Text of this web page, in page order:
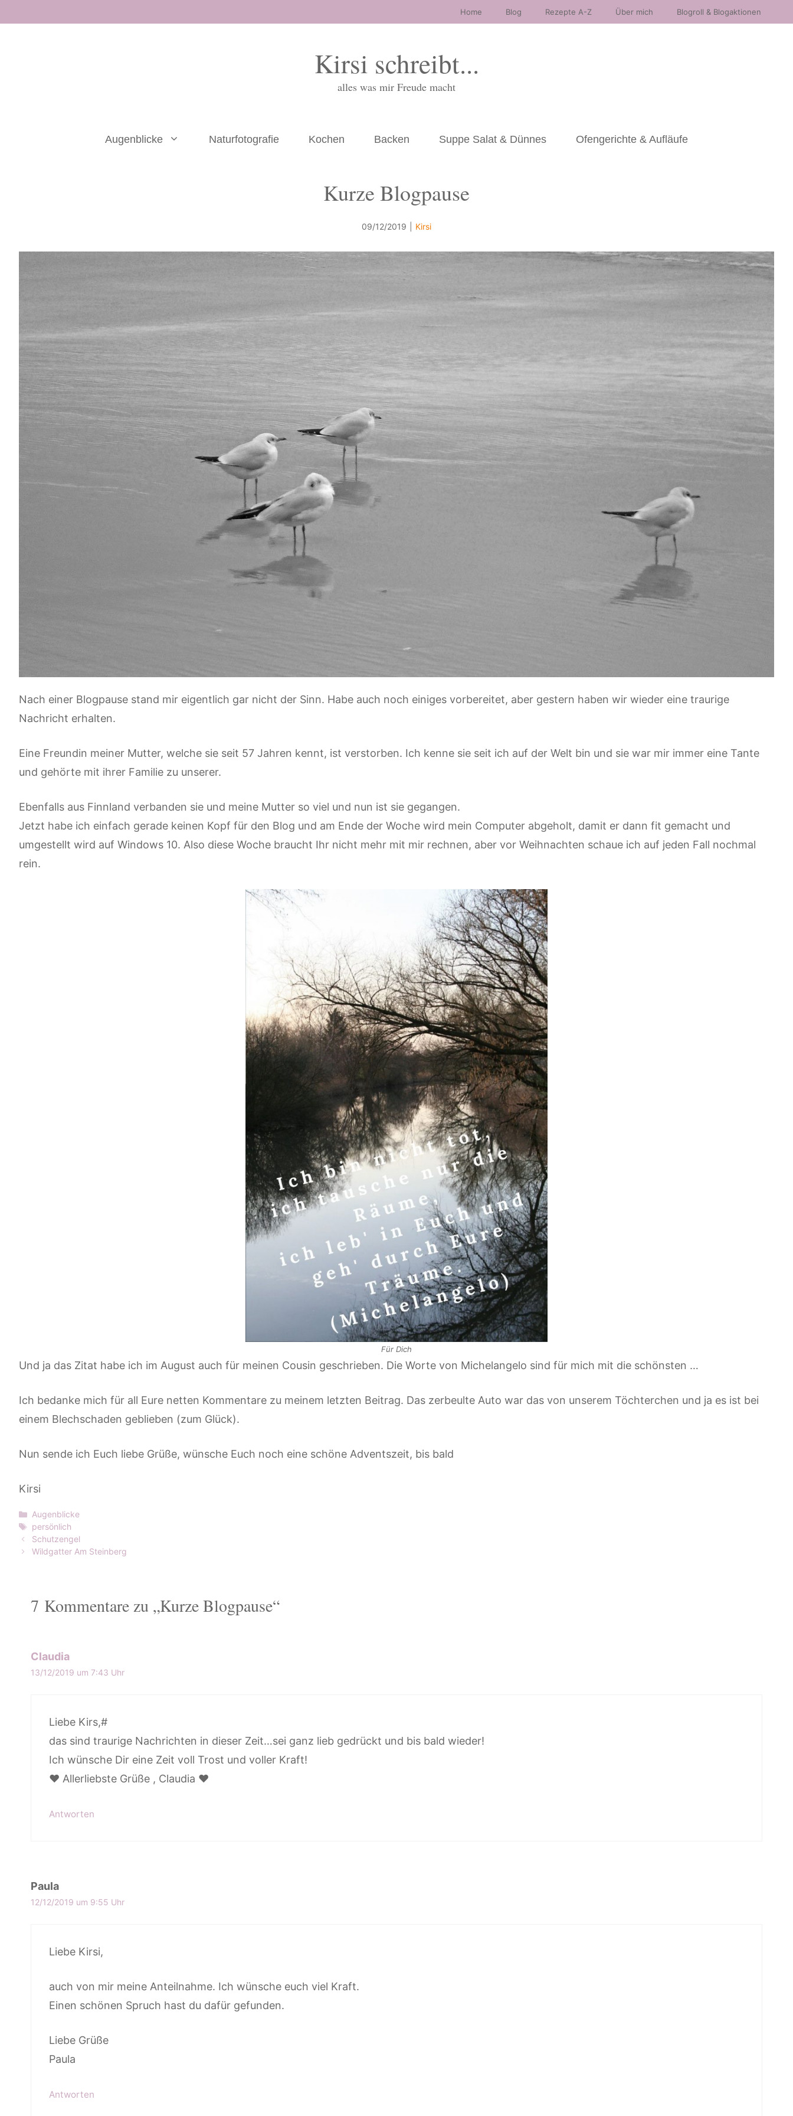
Inhalt
Home Blog Rezepte A-Z Über mich Blogroll & Blogaktionen
Kirsi schreibt...
alles was mir Freude macht
Augenblicke Naturfotografie Kochen Backen Suppe Salat & Dünnes Ofengerichte & Aufläufe
Kurze Blogpause
09/12/2019 Kirsi
Nach einer Blogpause stand mir eigentlich gar nicht der Sinn. Habe auch noch einiges vorbereitet, aber gestern haben wir wieder eine traurige
Nachricht erhalten.
Eine Freundin meiner Mutter, welche sie seit 57 Jahren kennt, ist verstorben. Ich kenne sie seit ich auf der Welt bin und sie war mir immer eine Tante
und gehörte mit ihrer Familie zu unserer.
Ebenfalls aus Finnland verbanden sie und meine Mutter so viel und nun ist sie gegangen.
Jetzt habe ich einfach gerade keinen Kopf für den Blog und am Ende der Woche wird mein Computer abgeholt, damit er dann fit gemacht und
umgestellt wird auf Windows 10. Also diese Woche braucht Ihr nicht mehr mit mir rechnen, aber vor Weihnachten schaue ich auf jeden Fall nochmal
rein.
Für Dich
Und ja das Zitat habe ich im August auch für meinen Cousin geschrieben. Die Worte von Michelangelo sind für mich mit die schönsten …
Ich bedanke mich für all Eure netten Kommentare zu meinem letzten Beitrag. Das zerbeulte Auto war das von unserem Töchterchen und ja es ist bei
einem Blechschaden geblieben (zum Glück).
Nun sende ich Euch liebe Grüße, wünsche Euch noch eine schöne Adventszeit, bis bald
Kirsi
Kategorien
Augenblicke
Schlagwörter
persönlich
Schutzengel
Wildgatter Am Steinberg
7 Kommentare zu „Kurze Blogpause“
Claudia
13/12/2019 um 7:43 Uhr
Liebe Kirs,#
das sind traurige Nachrichten in dieser Zeit…sei ganz lieb gedrückt und bis bald wieder!
Ich wünsche Dir eine Zeit voll Trost und voller Kraft!
♥️ Allerliebste Grüße , Claudia ♥️
Antworten
Paula
12/12/2019 um 9:55 Uhr
Liebe Kirsi,
auch von mir meine Anteilnahme. Ich wünsche euch viel Kraft.
Einen schönen Spruch hast du dafür gefunden.
Liebe Grüße
Paula
Antworten